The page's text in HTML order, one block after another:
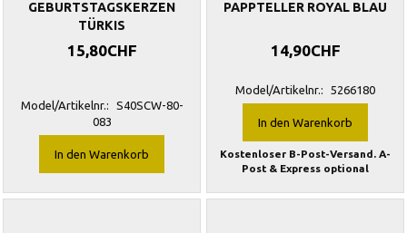
GEBURTSTAGSKERZEN
TÜRKIS
15,80CHF
Model/Artikelnr.:
S40SCW-80-
083
In den Warenkorb
PAPPTELLER ROYAL BLAU
14,90CHF
Model/Artikelnr.: 5266180
In den Warenkorb
Kostenloser B-Post-Versand. A-
Post & Express optional